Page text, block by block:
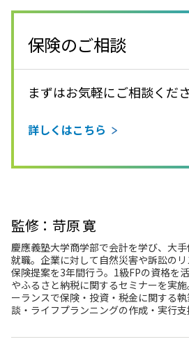
保険のご相談
まずはお気軽にご相談くださ
詳しくはこちら
監修：苛原 寛
慶應義塾大学商学部で会計を学び、大
就職。企業に対して自然災害や訴訟のリ
保険提案を3年間行う。1級FPの資格を
やふるさと納税に関するセミナーを実施
ーランスで保険・投資・税金に関する
談・ライフプランニングの作成・実行支